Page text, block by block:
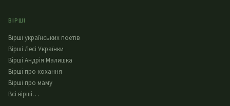
ВІРШІ
Вірші українських поетів
Вірші Лесі Українки
Вірші Андрія Малишка
Вірші про кохання
Вірші про маму
Всі вірші…